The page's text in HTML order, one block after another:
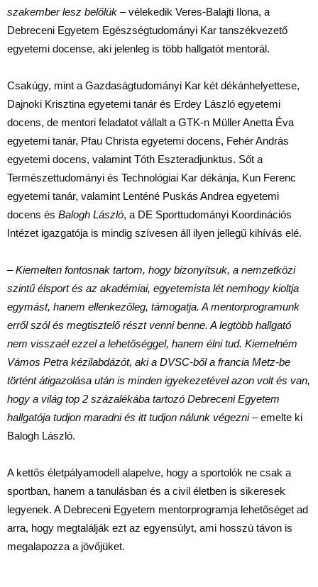
szakember lesz belőlük – vélekedik Veres-Balajti Ilona, a
Debreceni Egyetem Egészségtudományi Kar tanszékvezető
egyetemi docense, aki jelenleg is több hallgatót mentorál.
Csakúgy, mint a Gazdaságtudományi Kar két dékánhelyettese,
Dajnoki Krisztina egyetemi tanár és Erdey László egyetemi
docens, de mentori feladatot vállalt a GTK-n Müller Anetta Éva
egyetemi tanár, Pfau Christa egyetemi docens, Fehér András
egyetemi docens, valamint Tóth Eszteradjunktus. Sőt a
Természettudományi és Technológiai Kar dékánja, Kun Ferenc
egyetemi tanár, valamint Lenténé Puskás Andrea egyetemi
docens és Balogh László, a DE Sporttudományi Koordinációs
Intézet igazgatója is mindig szívesen áll ilyen jellegű kihívás elé.
– Kiemelten fontosnak tartom, hogy bizonyítsuk, a nemzetközi
szintű élsport és az akadémiai, egyetemista lét nemhogy kioltja
egymást, hanem ellenkezőleg, támogatja. A mentorprogramunk
erről szól és megtisztelő részt venni benne. A legtöbb hallgató
nem visszaél ezzel a lehetőséggel, hanem élni tud. Kiemelném
Vámos Petra kézilabdázót, aki a DVSC-ből a francia Metz-be
történt átigazolása után is minden igyekezetével azon volt és van,
hogy a világ top 2 százalékába tartozó Debreceni Egyetem
hallgatója tudjon maradni és itt tudjon nálunk végezni– emelte ki
Balogh László.
A kettős életpályamodell alapelve, hogy a sportolók ne csak a
sportban, hanem a tanulásban és a civil életben is sikeresek
legyenek. A Debreceni Egyetem mentorprogramja lehetőséget ad
arra, hogy megtalálják ezt az egyensúlyt, ami hosszú távon is
megalapozza a jövőjüket.